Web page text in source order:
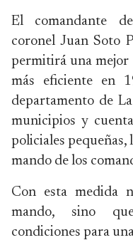
El comandante
coronel Juan Soto
permitirá una mejor
más eficiente en
departamento de
municipios y
policiales pequeñas,
mando de los
Con esta medida
mando, sino
condiciones para